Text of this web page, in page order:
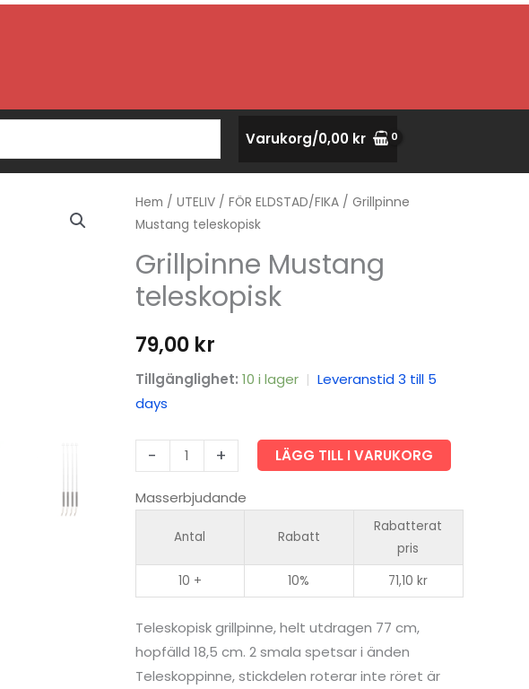
Varukorg/0,00 kr
Hem / UTELIV/ FÖR ELDSTAD/FIKA/ Grillpinne
Mustang teleskopisk
Grillpinne Mustang
teleskopisk
79,00 kr
Tillgänglighet: 10 i lager | Leveranstid 3 till 5
days
-
Grillpinne
Mustang
teleskopisk
+ LÄGG TILL I VARUKORG
Masserbjudande
Antal Rabatt
Rabatterat
pris
10 +
10% 71,10kr
Teleskopisk grillpinne, helt utdragen 77 cm,
hopfälld 18,5 cm. 2 smala spetsar i änden
Teleskoppinne, stickdelen roterar inte röret är